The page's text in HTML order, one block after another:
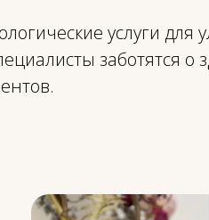
услуги для
заботятся о